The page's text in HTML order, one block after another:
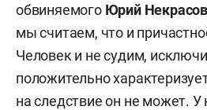
обвиняемого Юрий Некрасов
мы считаем, что и
Человек и не судим,
положительно
на следствие он не может. У